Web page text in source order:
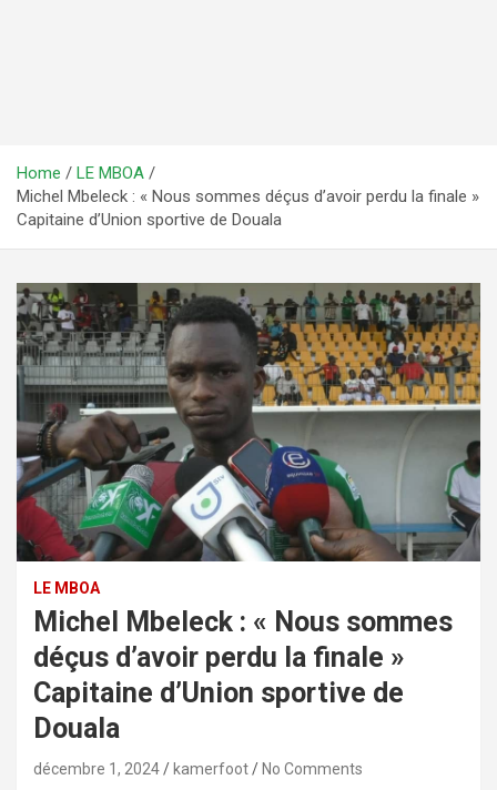
Home
LE MBOA
Michel Mbeleck : « Nous sommes déçus d’avoir perdu la finale »
Capitaine d’Union sportive de Douala
LE MBOA
Michel Mbeleck : « Nous sommes
déçus d’avoir perdu la finale »
Capitaine d’Union sportive de
Douala
décembre 1, 2024 kamerfoot No Comments